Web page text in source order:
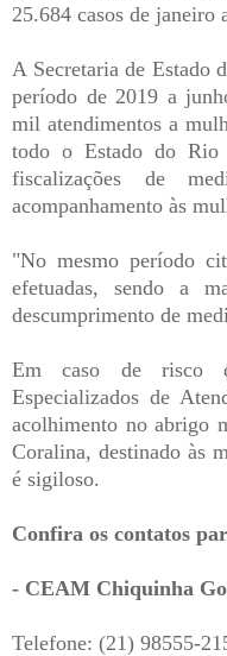
25.684 casos de janeiro
A Secretaria de
período de 2019 a
mil atendimentos a
todo o Estado do Rio
fiscalizações de
acompanhamento às
"No mesmo período
efetuadas, sendo a
descumprimento de
Em caso de risco
Especializados de
acolhimento no abrigo
Coralina, destinado às
é sigiloso.
Confira os contatos
- CEAM Chiquinha
Telefone: (21) 98555-